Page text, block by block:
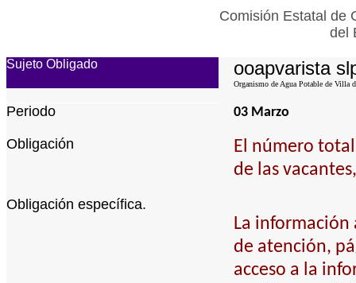
Comisión Estatal de
del
Sujeto Obligado ooapvarista
Organismo de Agua Potable de Villa
Periodo 03 Marzo
Obligación
El número
de las
Obligación específica.
La información
de atención,
acceso a la